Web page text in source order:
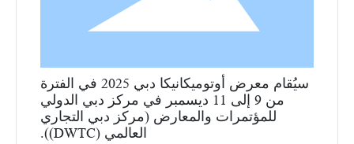
سيُقام معرض أوتوميكانيكا دبي 2025 في الفترة
من 9 إلى 11 ديسمبر في مركز دبي الدولي
للمؤتمرات والمعارض (مركز دبي التجاري
العالمي (DWTC)).